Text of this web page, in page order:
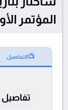
المؤتمر
📺التفاصيل
تفاصيل